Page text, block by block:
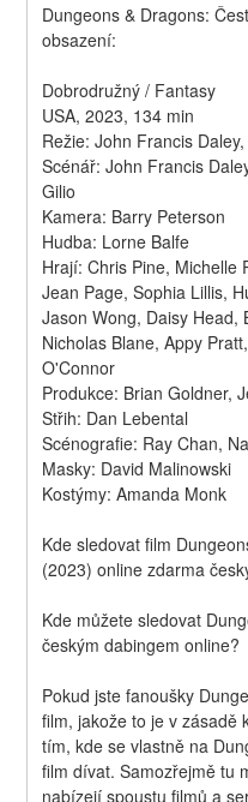
Dungeons & Dragons:
obsazení:
Dobrodružný / Fantasy
USA, 2023, 134 min
Režie: John Francis
Scénář: John Francis
Gilio
Kamera: Barry Peterson
Hudba: Lorne Balfe
Hrají: Chris Pine, Michelle
Jean Page, Sophia Lillis,
Jason Wong, Daisy Head,
Nicholas Blane, Appy
O'Connor
Produkce: Brian Goldner,
Střih: Dan Lebental
Scénografie: Ray Chan,
Masky: David Malinowski
Kostýmy: Amanda Monk
Kde sledovat film
(2023) online zdarma
Kde můžete sledovat
českým dabingem online?
Pokud jste fanoušky
film, jakože to je v zásadě
tím, kde se vlastně na
film dívat. Samozřejmě tu
nabízejí spoustu filmů a